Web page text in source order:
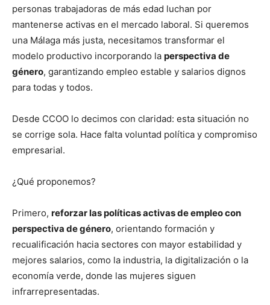
personas trabajadoras de más edad luchan por
mantenerse activas en el mercado laboral. Si queremos
una Málaga más justa, necesitamos transformar el
modelo productivo incorporando la perspectiva de
género, garantizando empleo estable y salarios dignos
para todas y todos.
Desde CCOO lo decimos con claridad: esta situación no
se corrige sola. Hace falta voluntad política y compromiso
empresarial.
¿Qué proponemos?
Primero, reforzar las políticas activas de empleo con
perspectiva de género, orientando formación y
recualificación hacia sectores con mayor estabilidad y
mejores salarios, como la industria, la digitalización o la
economía verde, donde las mujeres siguen
infrarrepresentadas.